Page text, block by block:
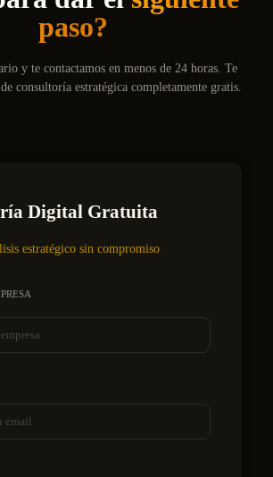
paso?
y te contactamos en menos de 24 horas. Te
consultoría estratégica completamente gratis.
Digital Gratuita
estratégico sin compromiso